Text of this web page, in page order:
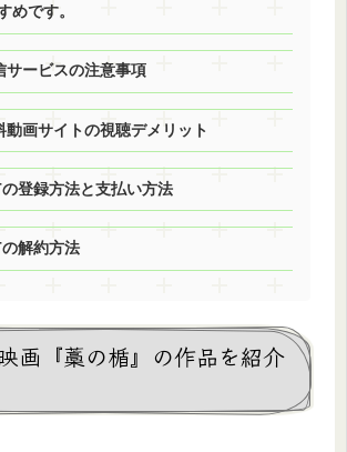
めです。
サービスの注意事項
動画サイトの視聴デメリット
登録方法と支払い方法
解約方法
画『藁の楯』の作品を紹介